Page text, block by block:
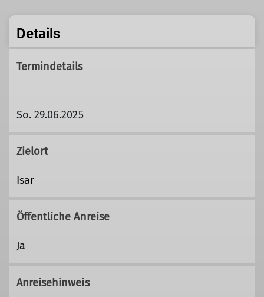
Details
Termindetails
So. 29.06.2025
Zielort
Isar
Öffentliche Anreise
Ja
Anreisehinweis